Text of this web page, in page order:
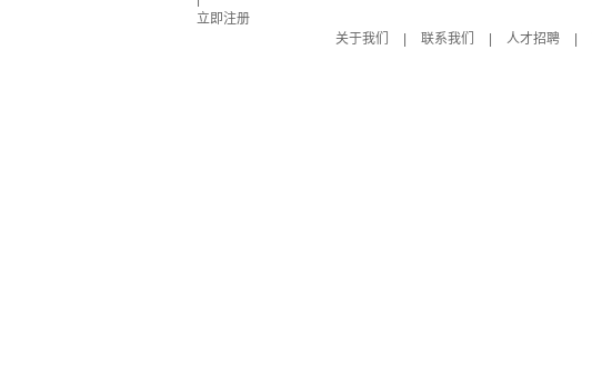
立即注册
关于我们
联系我们 人才招聘